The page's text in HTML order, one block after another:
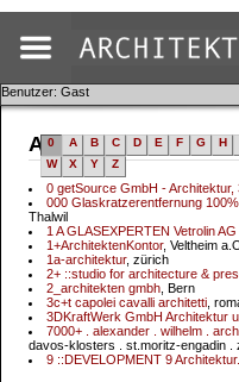
Benutzer: Gast
Adressen
0 A B C D E F G H
W
X Y Z
0 getSource GmbH -
000 Glaskratzerentfernung
Thalwil
1 A GLASEXPERTEN Vetrolin
1+ArchitektenKontor, Veltheim
1a-architektur, zürich
2+ ::studio for architecture &
2_architekten gmbh , Bern
3c+t capolei cavalli architetti ,
3DKraftWerk GmbH Architektur
7000+ . alexander . wilhelm .
davos-klosters . st.moritz-engadin .
9 ::DEVELOPMENT 9